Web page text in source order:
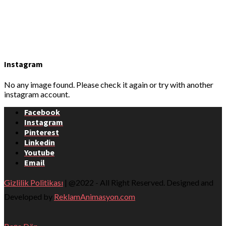
Instagram
No any image found. Please check it again or try with another
instagram account.
Facebook
Instagram
Pinterest
Linkedin
Youtube
Email
Gizlilik Politikası | @2022 - All Right Reserved. Designed and
Developed by ReklamAnimasyon.com